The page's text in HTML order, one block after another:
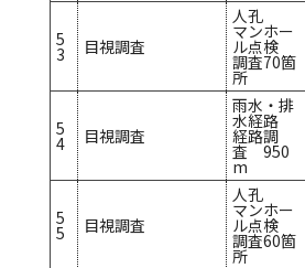
5
3 目視調査
人孔
マンホー
ル点検
調査70箇
所
5
4 目視調査
雨水・排
水経路
経路調
査 950
m
5
5 目視調査
人孔
マンホー
ル点検
調査60箇
所